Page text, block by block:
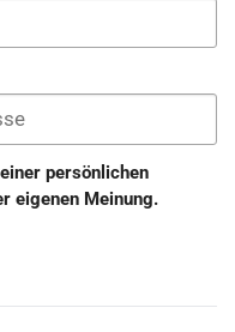
persönlichen
eigenen Meinung.